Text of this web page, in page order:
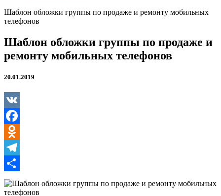
Шаблон обложки группы по продаже и ремонту мобильных
телефонов
Шаблон обложки группы по продаже и
ремонту мобильных телефонов
20.01.2019
VK
Facebook
Odnoklassniki
Telegram
Отправить